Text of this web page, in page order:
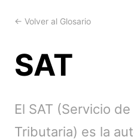
← Volver al Glosario
SAT
El SAT (Servicio
Tributaria) es la